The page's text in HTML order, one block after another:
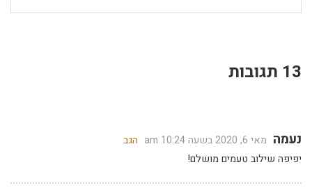
13 תגובות
נעמה מאי 6, 2020 בשעה 10:24 am
הגב
יפיפה שילוב טעמים מושלם!